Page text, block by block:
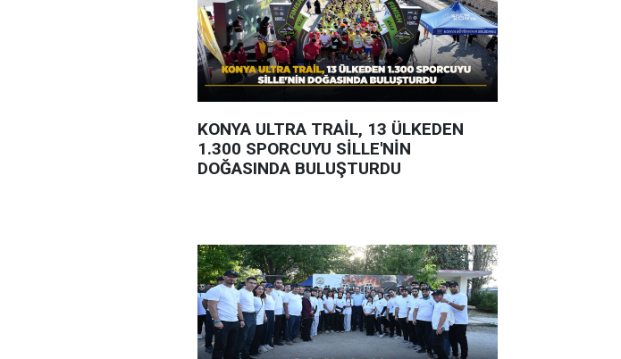
KONYA ULTRA TRAİL, 13 ÜLKEDEN
1.300 SPORCUYU SİLLE'NİN
DOĞASINDA BULUŞTURDU